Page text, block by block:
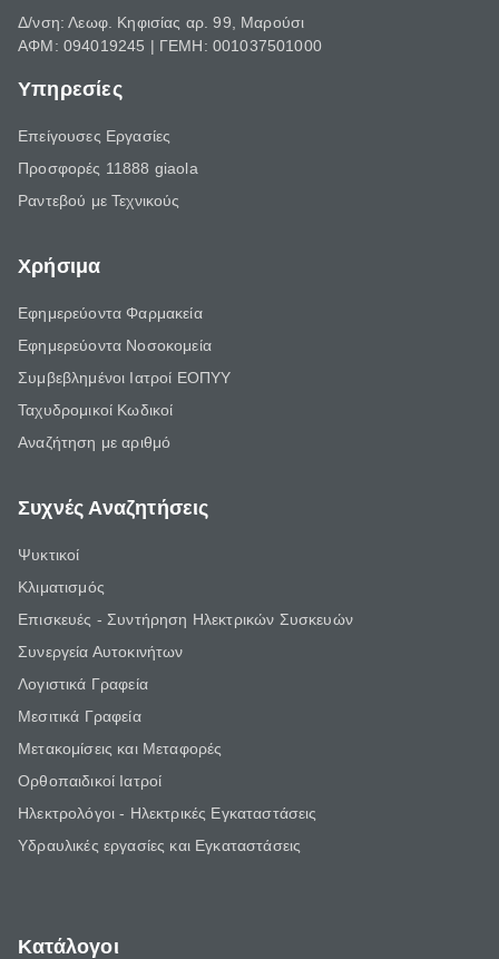
Δ/νση: Λεωφ. Κηφισίας αρ. 99, Μαρούσι
ΑΦΜ: 094019245 | ΓΕΜΗ: 001037501000
Υπηρεσίες
Επείγουσες Εργασίες
Προσφορές 11888 giaola
Ραντεβού με Τεχνικούς
Χρήσιμα
Εφημερεύοντα Φαρμακεία
Εφημερεύοντα Νοσοκομεία
Συμβεβλημένοι Ιατροί ΕΟΠΥΥ
Ταχυδρομικοί Κωδικοί
Αναζήτηση με αριθμό
Συχνές Αναζητήσεις
Ψυκτικοί
Κλιματισμός
Επισκευές - Συντήρηση Ηλεκτρικών Συσκευών
Συνεργεία Αυτοκινήτων
Λογιστικά Γραφεία
Μεσιτικά Γραφεία
Μετακομίσεις και Μεταφορές
Ορθοπαιδικοί Ιατροί
Ηλεκτρολόγοι - Ηλεκτρικές Εγκαταστάσεις
Υδραυλικές εργασίες και Εγκαταστάσεις
Κατάλογοι